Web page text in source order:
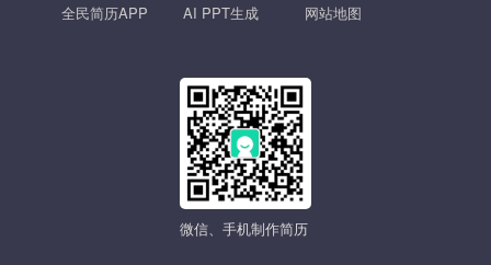
全民简历APP
AI PPT生成
网站地图
微信、手机制作简历